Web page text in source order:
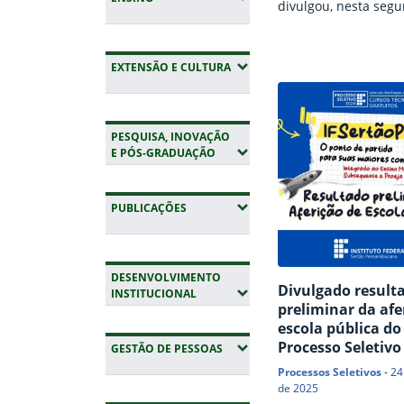
EXTENSÃO E CULTURA(EXPANDIR SUBMENUS)
PESQUISA, INOVAÇÃO
E PÓS-GRADUAÇÃO (EXPANDIR SUBMENUS)
PUBLICAÇÕES (EXPANDIR SUBMENUS)
DESENVOLVIMENTO
INSTITUCIONAL(EXPANDIR SUBMENUS)
GESTÃO DE PESSOAS (EXPANDIR SUBMENUS)
divulgou, nesta
O processo foi
editais nº 101 e 102/
disponibilizou vagas
cursos nas
Médio Integrado,
Subsequente e
todas as unidades
IFSertãoPE.
publicados os
matrícula e os…
Divulgado
preliminar da
escola pública do
Processo Seletivo
Processos Seletivos-
de 2025